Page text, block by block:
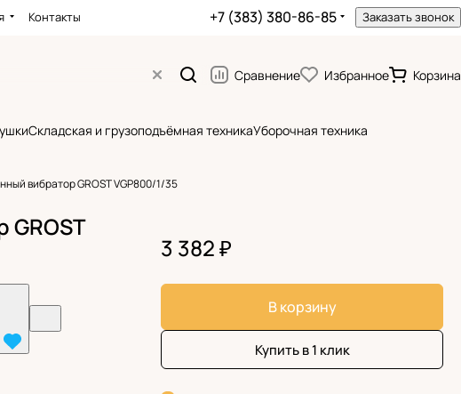
Контакты +7 (383) 380-86-85 Заказать звонок
Сравнение Избранное Корзина
Складская и грузоподъёмная техникаУборочная техника
вибратор GROST VGP800/1/35
GROST
3 382 ₽
В корзину
Купить в 1 клик